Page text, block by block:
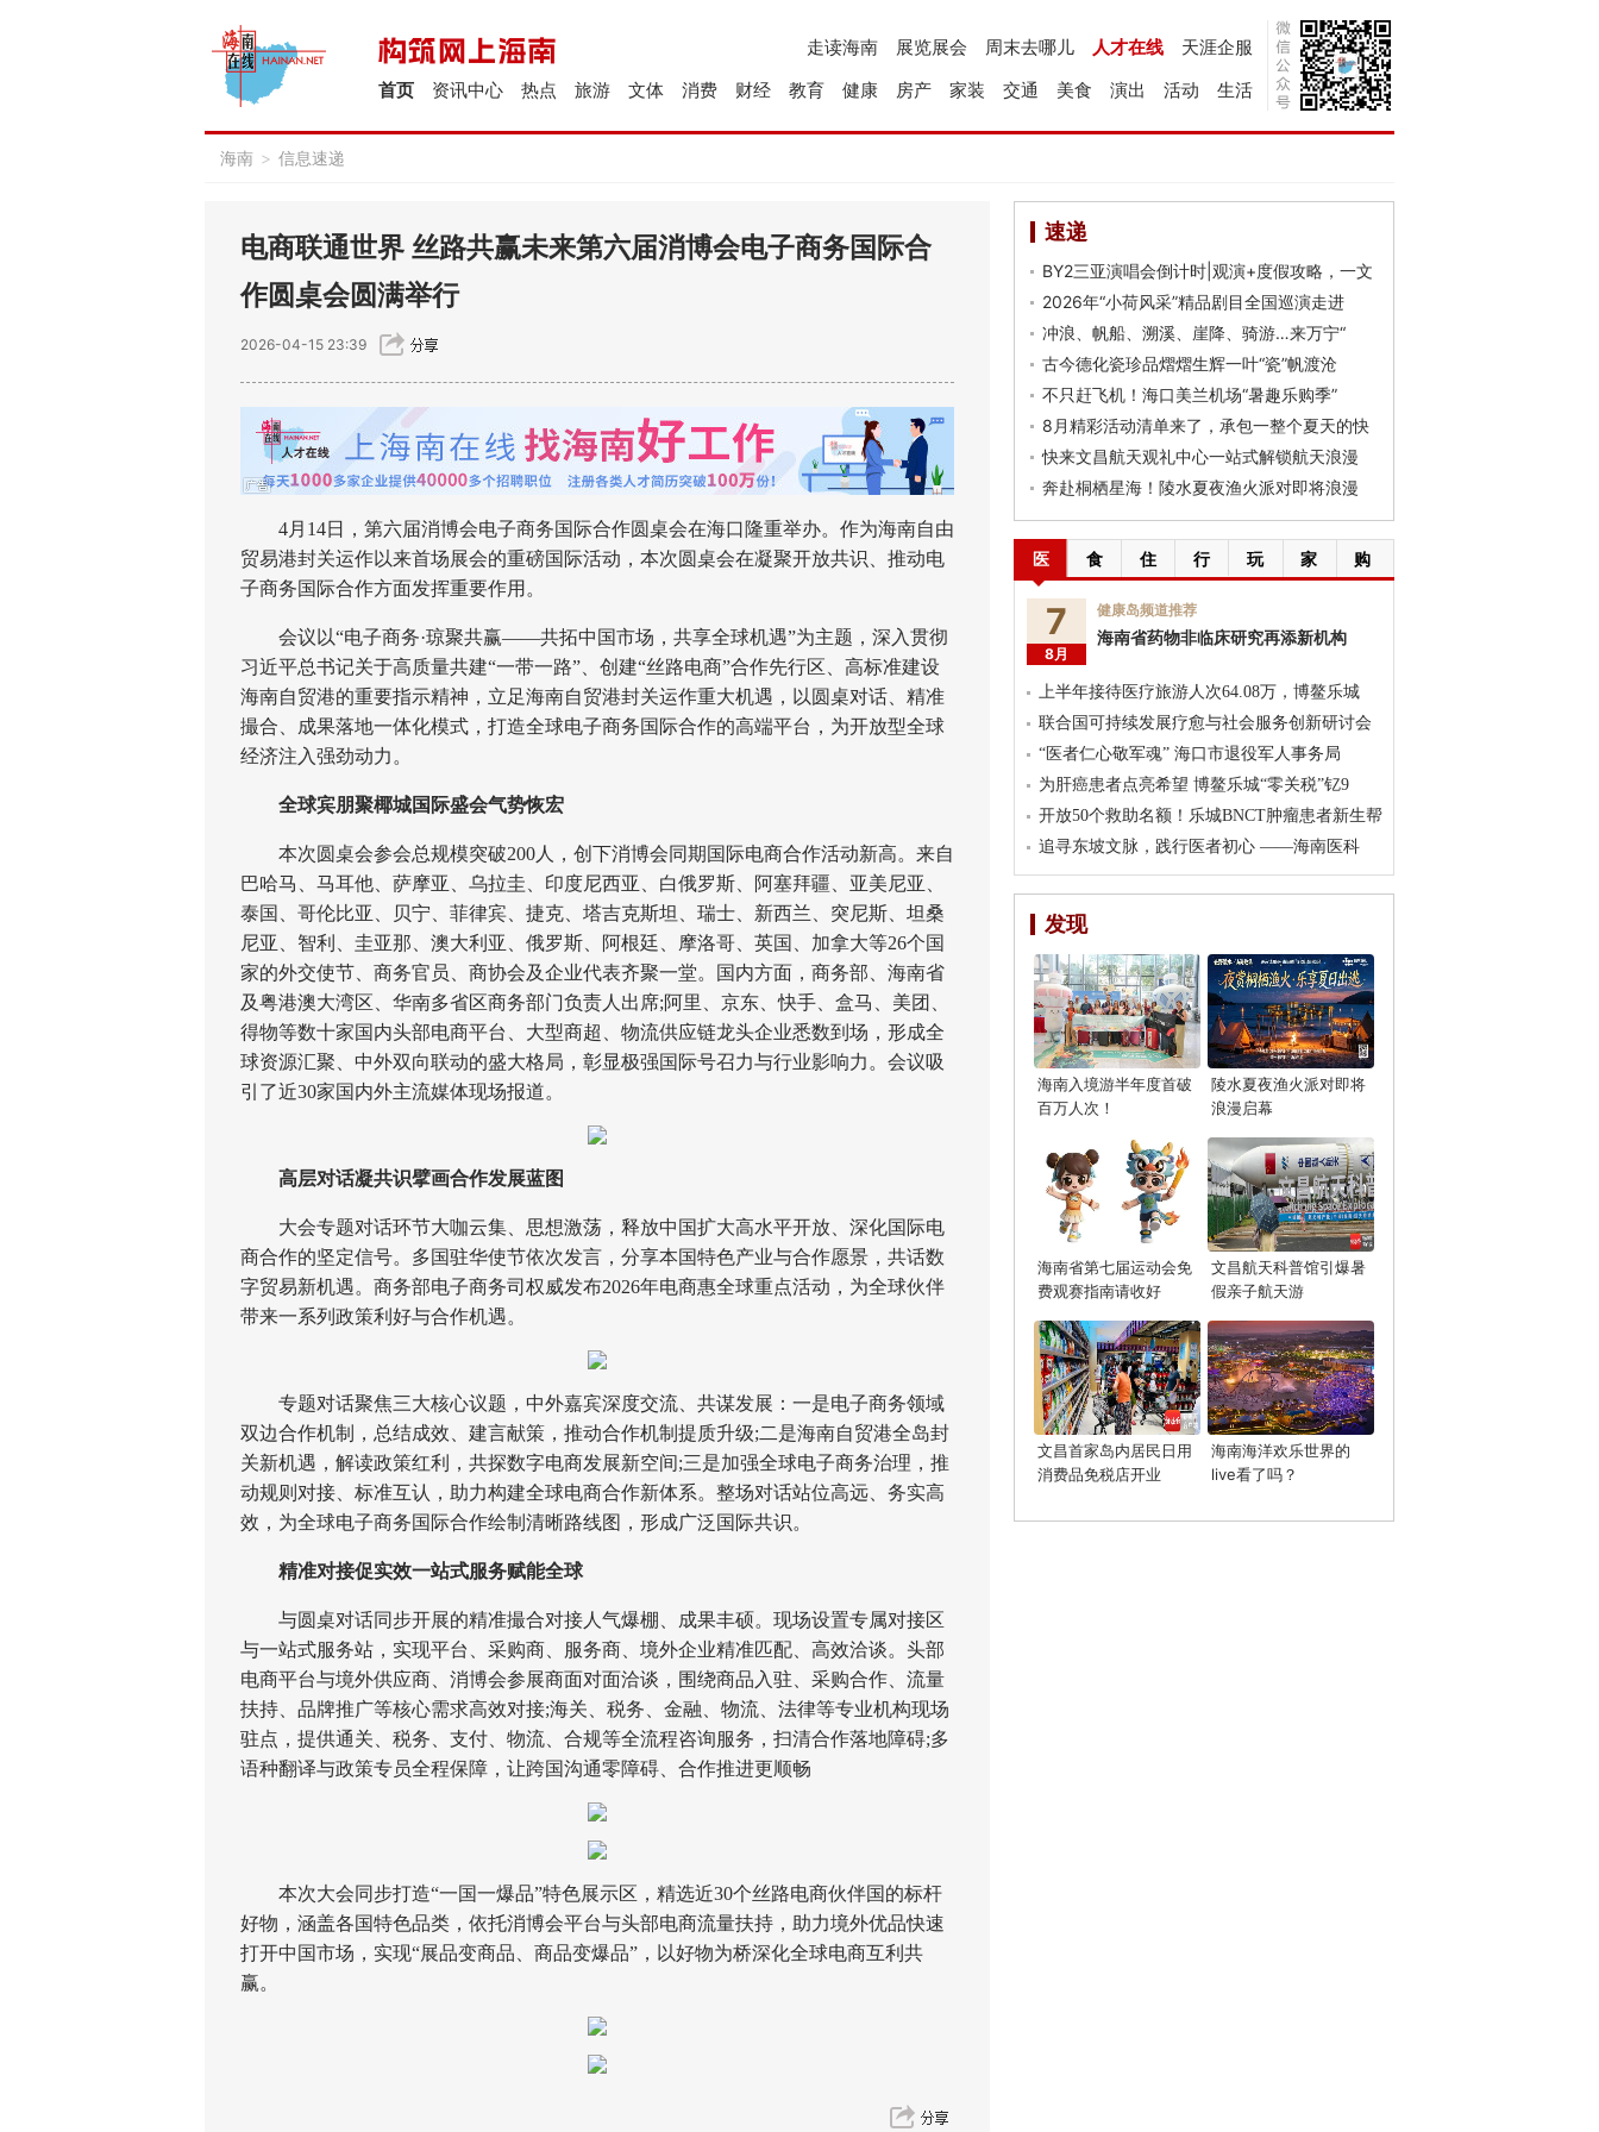
天涯企服
人才在线
周末去哪儿
展览展会
走读海南
生活
活动
演出
美食
交通
家装
房产
健康
教育
财经
消费
文体
旅游
热点
资讯中心
首页
海南 > 信息速递
电商联通世界 丝路共赢未来第六届消博会电子商务国际合
作圆桌会圆满举行
2026-04-15 23:39
4月14日，第六届消博会电子商务国际合作圆桌会在海口隆重举办。作为海南自由
贸易港封关运作以来首场展会的重磅国际活动，本次圆桌会在凝聚开放共识、推动电
子商务国际合作方面发挥重要作用。
会议以“电子商务·琼聚共赢——共拓中国市场，共享全球机遇”为主题，深入贯彻
习近平总书记关于高质量共建“一带一路”、创建“丝路电商”合作先行区、高标准建设
海南自贸港的重要指示精神，立足海南自贸港封关运作重大机遇，以圆桌对话、精准
撮合、成果落地一体化模式，打造全球电子商务国际合作的高端平台，为开放型全球
经济注入强劲动力。
全球宾朋聚椰城国际盛会气势恢宏
本次圆桌会参会总规模突破200人，创下消博会同期国际电商合作活动新高。来自
巴哈马、马耳他、萨摩亚、乌拉圭、印度尼西亚、白俄罗斯、阿塞拜疆、亚美尼亚、
泰国、哥伦比亚、贝宁、菲律宾、捷克、塔吉克斯坦、瑞士、新西兰、突尼斯、坦桑
尼亚、智利、圭亚那、澳大利亚、俄罗斯、阿根廷、摩洛哥、英国、加拿大等26个国
家的外交使节、商务官员、商协会及企业代表齐聚一堂。国内方面，商务部、海南省
及粤港澳大湾区、华南多省区商务部门负责人出席;阿里、京东、快手、盒马、美团、
得物等数十家国内头部电商平台、大型商超、物流供应链龙头企业悉数到场，形成全
球资源汇聚、中外双向联动的盛大格局，彰显极强国际号召力与行业影响力。会议吸
引了近30家国内外主流媒体现场报道。
高层对话凝共识擘画合作发展蓝图
大会专题对话环节大咖云集、思想激荡，释放中国扩大高水平开放、深化国际电
商合作的坚定信号。多国驻华使节依次发言，分享本国特色产业与合作愿景，共话数
字贸易新机遇。商务部电子商务司权威发布2026年电商惠全球重点活动，为全球伙伴
带来一系列政策利好与合作机遇。
专题对话聚焦三大核心议题，中外嘉宾深度交流、共谋发展：一是电子商务领域
双边合作机制，总结成效、建言献策，推动合作机制提质升级;二是海南自贸港全岛封
关新机遇，解读政策红利，共探数字电商发展新空间;三是加强全球电子商务治理，推
动规则对接、标准互认，助力构建全球电商合作新体系。整场对话站位高远、务实高
效，为全球电子商务国际合作绘制清晰路线图，形成广泛国际共识。
精准对接促实效一站式服务赋能全球
与圆桌对话同步开展的精准撮合对接人气爆棚、成果丰硕。现场设置专属对接区
与一站式服务站，实现平台、采购商、服务商、境外企业精准匹配、高效洽谈。头部
电商平台与境外供应商、消博会参展商面对面洽谈，围绕商品入驻、采购合作、流量
扶持、品牌推广等核心需求高效对接;海关、税务、金融、物流、法律等专业机构现场
驻点，提供通关、税务、支付、物流、合规等全流程咨询服务，扫清合作落地障碍;多
语种翻译与政策专员全程保障，让跨国沟通零障碍、合作推进更顺畅
本次大会同步打造“一国一爆品”特色展示区，精选近30个丝路电商伙伴国的标杆
好物，涵盖各国特色品类，依托消博会平台与头部电商流量扶持，助力境外优品快速
打开中国市场，实现“展品变商品、商品变爆品”，以好物为桥深化全球电商互利共
赢。
速递
BY2三亚演唱会倒计时|观演+度假攻略，一文
2026年“小荷风采”精品剧目全国巡演走进
冲浪、帆船、溯溪、崖降、骑游…来万宁“
古今德化瓷珍品熠熠生辉一叶“瓷”帆渡沧
不只赶飞机！海口美兰机场“暑趣乐购季”
8月精彩活动清单来了，承包一整个夏天的快
快来文昌航天观礼中心一站式解锁航天浪漫
奔赴桐栖星海！陵水夏夜渔火派对即将浪漫
医 食 住 行 玩 家 购
7
8月
健康岛频道推荐
海南省药物非临床研究再添新机构
上半年接待医疗旅游人次64.08万，博鳌乐城
联合国可持续发展疗愈与社会服务创新研讨会
“医者仁心敬军魂” 海口市退役军人事务局
为肝癌患者点亮希望 博鳌乐城“零关税”钇9
开放50个救助名额！乐城BNCT肿瘤患者新生帮
追寻东坡文脉，践行医者初心 ——海南医科
发现
海南入境游半年度首破
百万人次！
陵水夏夜渔火派对即将
浪漫启幕
海南省第七届运动会免
费观赛指南请收好
文昌航天科普馆引爆暑
假亲子航天游
文昌首家岛内居民日用
消费品免税店开业
海南海洋欢乐世界的
live看了吗？